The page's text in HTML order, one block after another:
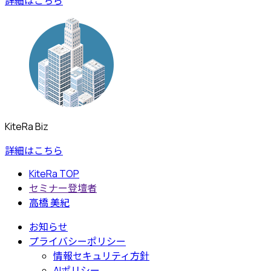
KiteRa Biz
詳細はこちら
KiteRa TOP
セミナー登壇者
高橋 美紀
お知らせ
プライバシーポリシー
情報セキュリティ方針